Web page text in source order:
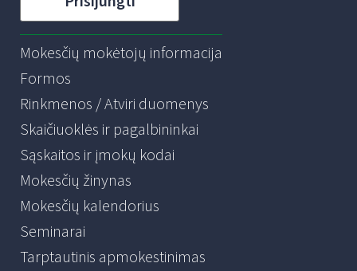
Mokesčių mokėtojų informacija
Formos
Rinkmenos / Atviri duomenys
Skaičiuoklės ir pagalbininkai
Sąskaitos ir įmokų kodai
Mokesčių žinynas
Mokesčių kalendorius
Seminarai
Tarptautinis apmokestinimas